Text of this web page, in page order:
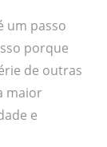
um passo
porque
de outras
maior
e